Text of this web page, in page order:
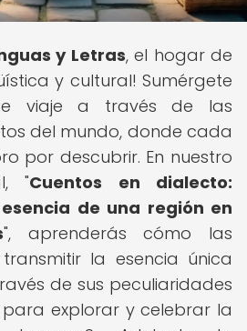
y Letras, el hogar de
y cultural! Sumérgete
viaje a través de las
del mundo, donde cada
por descubrir. En nuestro
"Cuentos en dialecto:
de una región en
", aprenderás cómo las
la esencia única
de sus peculiaridades
para explorar y celebrar la